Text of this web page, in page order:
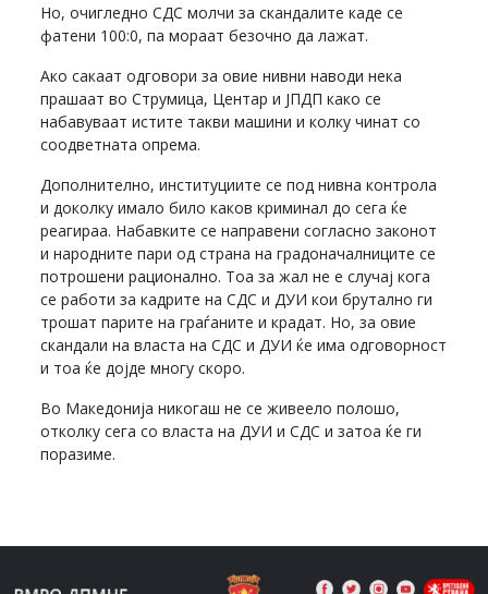
Но, очигледно СДС молчи за скандалите каде се
фатени 100:0, па мораат безочно да лажат.
Ако сакаат одговори за овие нивни наводи нека
прашаат во Струмица, Центар и ЈПДП како се
набавуваат истите такви машини и колку чинат со
соодветната опрема.
Дополнително, институциите се под нивна контрола
и доколку имало било каков криминал до сега ќе
реагираа. Набавките се направени согласно законот
и народните пари од страна на градоначалниците се
потрошени рационално. Тоа за жал не е случај кога
се работи за кадрите на СДС и ДУИ кои брутално ги
трошат парите на граѓаните и крадат. Но, за овие
скандали на власта на СДС и ДУИ ќе има одговорност
и тоа ќе дојде многу скоро.
Во Македонија никогаш не се живеело полошо,
отколку сега со власта на ДУИ и СДС и затоа ќе ги
поразиме.